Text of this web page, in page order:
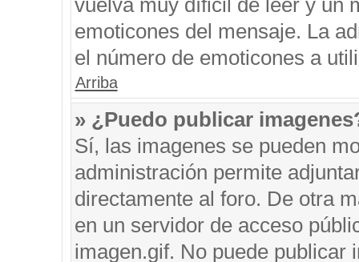
vuelva muy díficil de leer y un
emoticones del mensaje. La
el número de emoticones a
Arriba
» ¿Puedo publicar
Sí, las imagenes se pueden
administración permite
directamente al foro. De otra
en un servidor de acceso
imagen.gif. No puede publicar